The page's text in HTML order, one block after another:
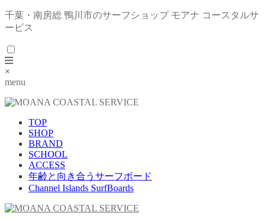
千葉・南房総 鴨川市のサーフショップ モアナ コースタルサ
ービス
×
menu
TOP
SHOP
BRAND
SCHOOL
ACCESS
年齢と向き合うサーフボード
Channel Islands SurfBoards